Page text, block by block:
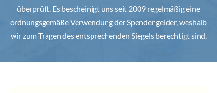
überprüft. Es bescheinigt uns seit 2009 regelmäßig eine
ordnungsgemäße Verwendung der Spendengelder, weshalb
wir zum Tragen des entsprechenden Siegels berechtigt sind.